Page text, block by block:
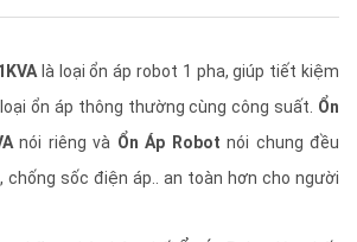
là loại ổn áp robot 1 pha, giúp tiết kiệm
ổn áp thông thường cùng công suất. Ổn
nói riêng và Ổn Áp Robot nói chung đều
sốc điện áp.. an toàn hơn cho người